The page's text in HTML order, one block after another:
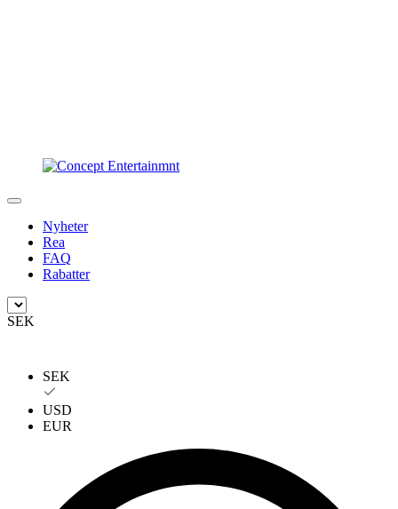
Nyheter
Rea
FAQ
Rabatter
SEK
SEK
USD
EUR